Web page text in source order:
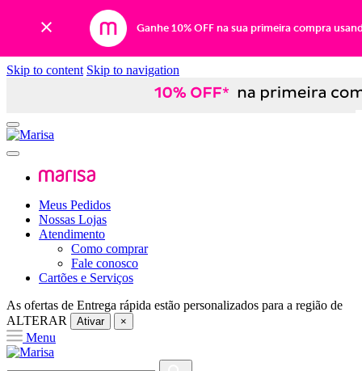
Ganhe 10% OFF na sua primeira compra
Skip to content Skip to navigation
Meus Pedidos
Nossas Lojas
Atendimento
Como comprar
Fale conosco
Cartões e Serviços
As ofertas de Entrega rápida estão personalizados para a região de
ALTERAR
Ativar ×
Menu